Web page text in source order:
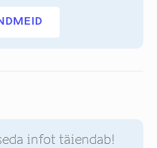
infot täiendab!